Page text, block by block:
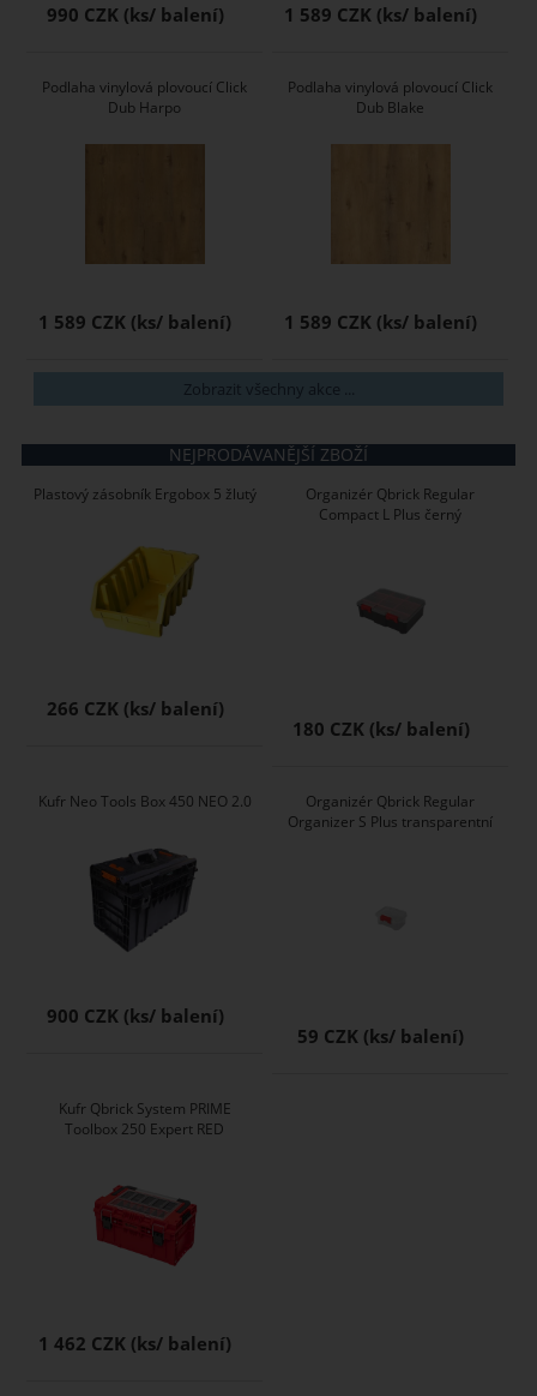
990 CZK 1 589 CZK
Podlaha vinylová plovoucí Click
Dub Harpo
1 589 CZK
Podlaha vinylová plovoucí Click
Dub Blake
1 589 CZK
Zobrazit všechny akce ...
NEJPRODÁVANĚJŠÍ ZBOŽÍ
Plastový zásobník Ergobox 5 žlutý
266 CZK
Organizér Qbrick Regular
Compact L Plus černý
180 CZK
Kufr Neo Tools Box 450 NEO 2.0
900 CZK
Organizér Qbrick Regular
Organizer S Plus transparentní
59 CZK
Kufr Qbrick System PRIME
Toolbox 250 Expert RED
1 462 CZK